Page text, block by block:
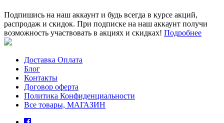
Подпишись на наш аккаунт и будь всегда в курсе акций,
распродаж и скидок. При подписке на наш аккаунт получи
возможность участвовать в акциях и скидках! Подробнее
Доставка Оплата
Блог
Контакты
Договор оферта
Политика Конфиденциальности
Все товары, МАГАЗИН